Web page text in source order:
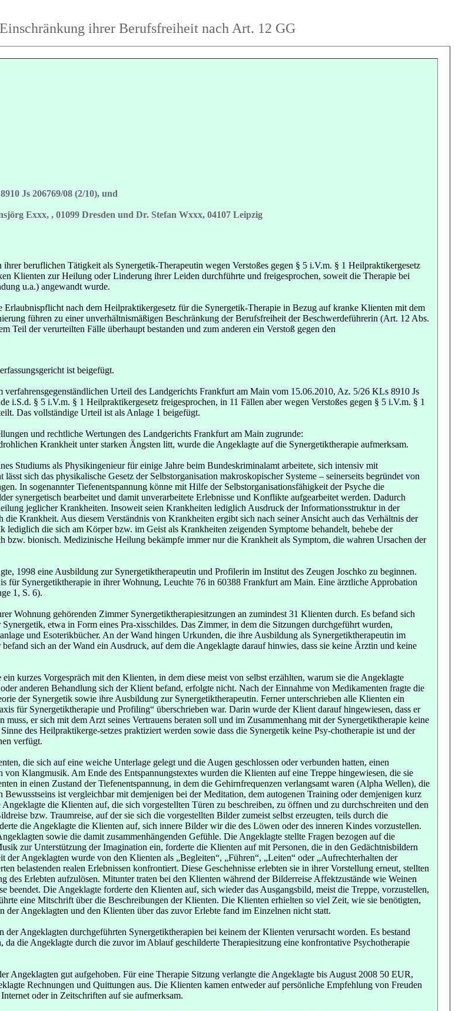
ihrer Berufsfreiheit nach Art. 12 GG
Js 206769/08 (2/10), und
Exxx, , 01099 Dresden und Dr. Stefan Wxxx, 04107 Leipzig
beruflichen Tätigkeit als Synergetik-Therapeutin wegen Verstoßes gegen § 5 i.V.m. § 1 Heilpraktikergesetz
Klienten zur Heilung oder Linderung ihrer Leiden durchführte und freigesprochen, soweit die Therapie bei
u.a.) angewandt wurde.
nach dem Heilpraktikergesetz für die Synergetik-Therapie in Bezug auf kranke Klienten mit dem
führen zu einer unverhältnismäßigen Beschränkung der Berufsfreiheit der Beschwerdeführerin (Art. 12 Abs.
Teil der verurteilten Fälle überhaupt bestanden und zum anderen ein Verstoß gegen den
ist beigefügt.
Urteil des Landgerichts Frankfurt am Main vom 15.06.2010, Az. 5/26 KLs 8910 Js
§ 5 i.V.m. § 1 Heilpraktikergesetz freigesprochen, in 11 Fällen aber wegen Verstoßes gegen § 5 i.V.m. § 1
Das vollständige Urteil ist als Anlage 1 beigefügt.
und rechtliche Wertungen des Landgerichts Frankfurt am Main zugrunde:
Krankheit unter starken Ängsten litt, wurde die Angeklagte auf die Synergetiktherapie aufmerksam.
Studiums als Physikingenieur für einige Jahre beim Bundeskriminalamt arbeitete, sich intensiv mit
sich das physikalische Gesetz der Selbstorganisation makroskopischer Systeme – seinerseits begründet von
In sogenannter Tiefenentspannung könne mit Hilfe der Selbstorganisationsfähigkeit der Psyche die
synergetisch bearbeitet und damit unverarbeitete Erlebnisse und Konflikte aufgearbeitet werden. Dadurch
jeglicher Krankheiten. Insoweit seien Krankheiten lediglich Ausdruck der Informationsstruktur in der
Krankheit. Aus diesem Verständnis von Krankheiten ergibt sich nach seiner Ansicht auch das Verhältnis der
die sich am Körper bzw. im Geist als Krankheiten zeigenden Symptome behandelt, behebe der
bzw. bionisch. Medizinische Heilung bekämpfe immer nur die Krankheit als Symptom, die wahren Ursachen der
1998 eine Ausbildung zur Synergetiktherapeutin und Profilerin im Institut des Zeugen Joschko zu beginnen.
für Synergetiktherapie in ihrer Wohnung, Leuchte 76 in 60388 Frankfurt am Main. Eine ärztliche Approbation
1, S. 6).
Wohnung gehörenden Zimmer Synergetiktherapiesitzungen an zumindest 31 Klienten durch. Es befand sich
etwa in Form eines Pra-xisschildes. Das Zimmer, in dem die Sitzungen durchgeführt wurden,
und Esoterikbücher. An der Wand hingen Urkunden, die ihre Ausbildung als Synergetiktherapeutin im
sich an der Wand ein Ausdruck, auf dem die Angeklagte darauf hinwies, dass sie keine Ärztin und keine
kurzes Vorgespräch mit den Klienten, in dem diese meist von selbst erzählten, warum sie die Angeklagte
anderen Behandlung sich der Klient befand, erfolgte nicht. Nach der Einnahme von Medikamenten fragte die
der Synergetik sowie ihre Ausbildung zur Synergetiktherapeutin. Ferner unterschrieben alle Klienten ein
für Synergetiktherapie und Profiling“ überschrieben war. Darin wurde der Klient darauf hingewiesen, dass er
er sich mit dem Arzt seines Vertrauens beraten soll und im Zusammenhang mit der Synergetiktherapie keine
des Heilpraktikerge-setzes praktiziert werden sowie dass die Synergetik keine Psy-chotherapie ist und der
verfügt.
die sich auf eine weiche Unterlage gelegt und die Augen geschlossen oder verbunden hatten, einen
Klangmusik. Am Ende des Entspannungstextes wurden die Klienten auf eine Treppe hingewiesen, die sie
in einen Zustand der Tiefenentspannung, in dem die Gehirnfrequenzen verlangsamt waren (Alpha Wellen), die
ist vergleichbar mit demjenigen bei der Meditation, dem autogenen Training oder demjenigen kurz
die Klienten auf, die sich vorgestellten Türen zu beschreiben, zu öffnen und zu durchschreiten und den
bzw. Traumreise, auf der sie sich die vorgestellten Bilder zumeist selbst erzeugten, teils durch die
die Angeklagte die Klienten auf, sich innere Bilder wir die des Löwen oder des inneren Kindes vorzustellen.
sowie die damit zusammenhängenden Gefühle. Die Angeklagte stellte Fragen bezogen auf die
zur Unterstützung der Imagination ein, forderte die Klienten auf mit Personen, die in den Gedächtnisbildern
Angeklagten wurde von den Klienten als „Begleiten“, „Führen“, „Leiten“ oder „Aufrechterhalten der
belastenden realen Erlebnissen konfrontiert. Diese Geschehnisse erlebten sie in ihrer Vorstellung erneut, stellten
des Erlebten aufzulösen. Mitunter traten bei den Klienten während der Bilderreise Affektzustände wie Weinen
Die Angeklagte forderte den Klienten auf, sich wieder das Ausgangsbild, meist die Treppe, vorzustellen,
eine Mitschrift über die Beschreibungen der Klienten. Die Klienten erhielten so viel Zeit, wie sie benötigten,
Angeklagten und den Klienten über das zuvor Erlebte fand im Einzelnen nicht statt.
Angeklagten durchgeführten Synergetiktherapien bei keinem der Klienten verursacht worden. Es bestand
die Angeklagte durch die zuvor im Ablauf geschilderte Therapiesitzung eine konfrontative Psychotherapie
Angeklagten gut aufgehoben. Für eine Therapie Sitzung verlangte die Angeklagte bis August 2008 50 EUR,
Rechnungen und Quittungen aus. Die Klienten kamen entweder auf persönliche Empfehlung von Freuden
oder in Zeitschriften auf sie aufmerksam.